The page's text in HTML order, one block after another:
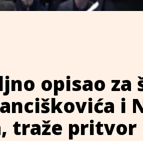
opisao za
i
traže pritvor